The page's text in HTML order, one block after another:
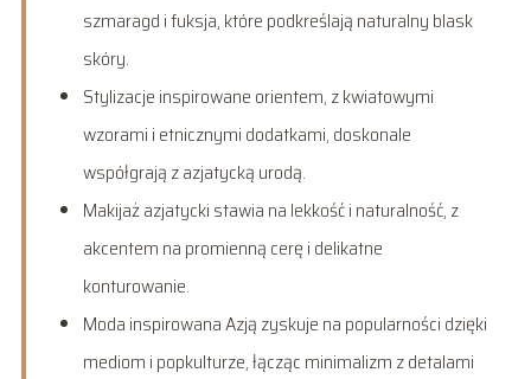
szmaragd i fuksja, które podkreślają naturalny blask
skóry.
Stylizacje inspirowane orientem, z kwiatowymi
wzorami i etnicznymi dodatkami, doskonale
współgrają z azjatycką urodą.
Makijaż azjatycki stawia na lekkość i naturalność, z
akcentem na promienną cerę i delikatne
konturowanie.
Moda inspirowana Azją zyskuje na popularności dzięki
mediom i popkulturze, łącząc minimalizm z detalami